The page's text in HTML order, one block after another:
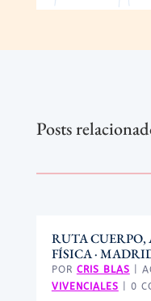
Posts
RUTA
FÍSICA ·
POR CRIS BLAS
VIVENCIALES | 0